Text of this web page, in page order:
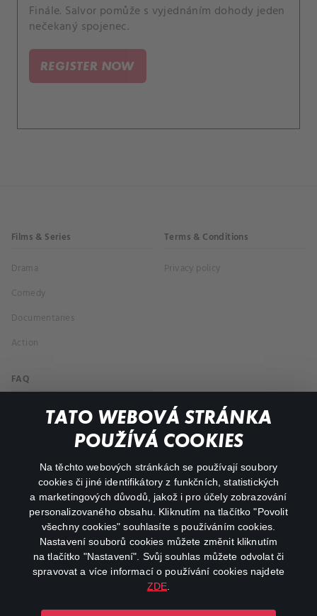
TATO WEBOVÁ STRÁNKA
POUŽÍVÁ COOKIES
Na těchto webových stránkách se používají soubory
cookies či jiné identifikátory z funkčních, statistických
a marketingových důvodů, jakož i pro účely zobrazování
personalizovaného obsahu. Kliknutím na tlačítko "Povolit
všechny cookies" souhlasíte s používáním cookies.
Nastavení souborů cookies můžete změnit kliknutím
na tlačítko "Nastavení". Svůj souhlas můžete odvolat či
spravovat a více informací o používání cookies najdete
ZDE
Finále. Salvor pomůže s vyjednáním dohody jeden
nečekaný spojenec.
REGISTER NOW
Films & Series
Drama
Comedy
Documentaries
Action
Terms & Conditions
Privacy policy
FAQ
My profile
facebookinstagram
youtube